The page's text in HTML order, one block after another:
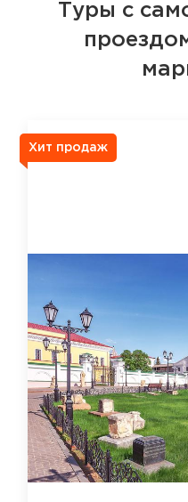
Туры с
Хит продаж